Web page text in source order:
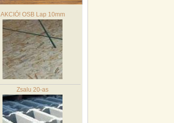
AKCIÓ! OSB Lap 10mm
Zsalu 20-as